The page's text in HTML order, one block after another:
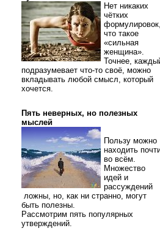
Нет никаких
чётких
формулировок,
что такое
«сильная
женщина».
Точнее,
подразумевает что-то своё, можно
вкладывать любой смысл, который
хочется.
Пять неверных, но полезных
мыслей
Пользу можно
находить
во всём.
Множество
идей и
рассуждений
ложны, но, как ни странно, могут
быть полезны.
Рассмотрим пять популярных
утверждений.